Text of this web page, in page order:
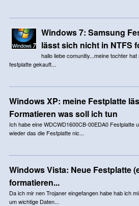
Windows 7: Samsung
lässt sich nicht in NTFS
hallo liebe comunitiy...meine tochter
festplatte gekauft...
Windows XP: meine Festplatte
Formatieren was soll ich tun
Ich habe eine WDCWD1600CB-00EDA0 Festplatte
wieder das die Festplatte nic...
Windows Vista: Neue Festplatte
formatieren...
Da ich mir nen Trojaner eingefangen habe hab ich
um wichtige Daten...